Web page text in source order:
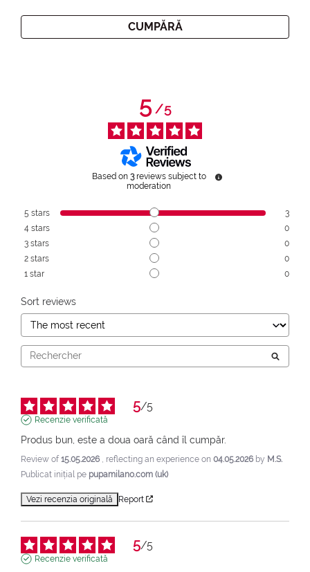
CUMPĂRĂ
5/5
Based on 3 reviews subject to
moderation
5 stars
3
4 stars
0
3 stars
0
2 stars
0
1 star 0
Sort reviews
5/5
Recenzie verificată
Produs bun, este a doua oară când îl cumpăr.
Review of15.05.2026 , reflecting an experience on 04.05.2026 by M.S.
Publicat inițial pe pupamilano.com (uk)
Vezi recenzia originală Report
5/5
Recenzie verificată